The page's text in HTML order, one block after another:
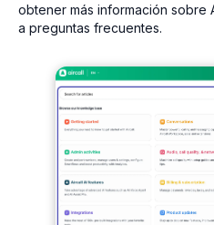
obtener más información sobre
a preguntas frecuentes.